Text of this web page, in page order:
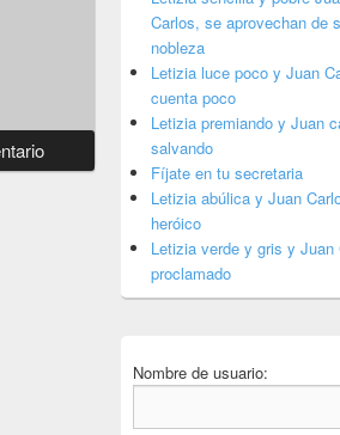
Carlos, se aprovechan de
nobleza
Letizia luce poco y Juan
cuenta poco
Letizia premiando y Juan
salvando
Fíjate en tu secretaria
Letizia abúlica y Juan
heróico
Letizia verde y gris y Juan
proclamado
Nombre de usuario: